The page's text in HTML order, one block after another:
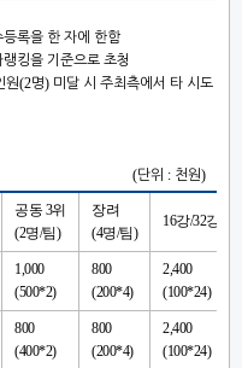
록을 한 자에 한함
랭킹을 기준으로 초청
원(2명) 미달 시 주최측에서 타 시도
내역 (단위 : 천원)
공동 3위
(2명/팀)
장려
(4명/팀)
16강/32강
1,000
(500*2)
800
(200*4)
2,400
(100*24)
800
(400*2)
800
(200*4)
2,400
(100*24)